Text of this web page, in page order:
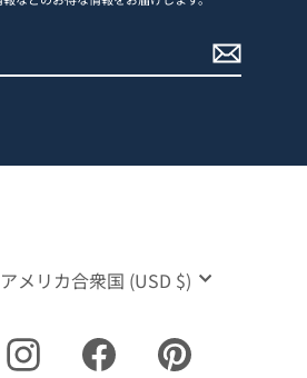
通
アメリカ合衆国 (USD $)
Instagram Facebook